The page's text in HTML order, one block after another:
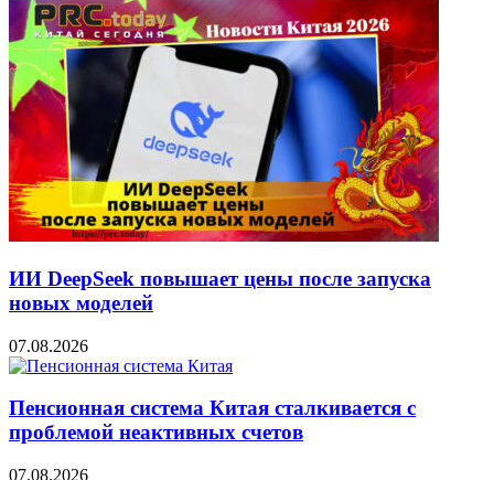
ИИ DeepSeek повышает цены после запуска
новых моделей
07.08.2026
Пенсионная система Китая сталкивается с
проблемой неактивных счетов
07.08.2026